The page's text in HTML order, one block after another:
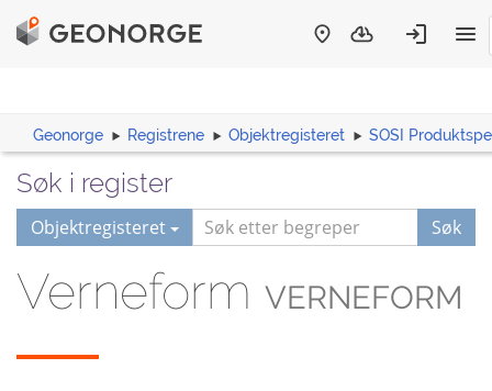
Geonorge Registrene Objektregisteret SOSI
Søk i register
Objektregisteret Søk
Verneform VERNEFORM